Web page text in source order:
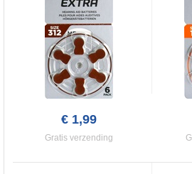
€ 1,99
Gratis verzending